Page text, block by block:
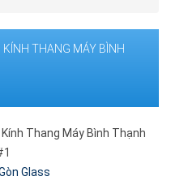
THANG MÁY BÌNH
Glass